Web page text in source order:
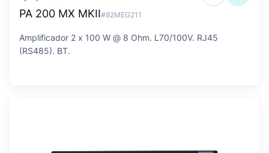
PA 200 MX MKII#82MEG211
Amplificador 2 x 100 W @ 8 Ohm. L70/100V. RJ45
(RS485). BT.